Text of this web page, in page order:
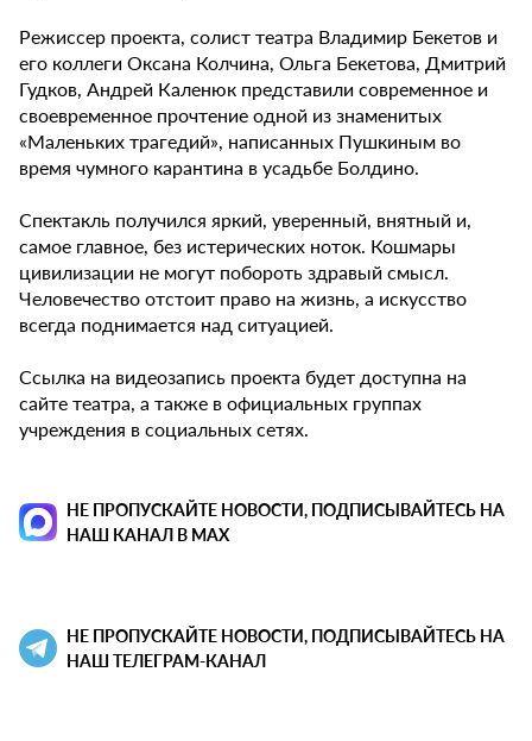
Режиссер проекта, солист театра Владимир Бекетов и
его коллеги Оксана Колчина, Ольга Бекетова, Дмитрий
Гудков, Андрей Каленюк представили современное и
своевременное прочтение одной из знаменитых
«Маленьких трагедий», написанных Пушкиным во
время чумного карантина в усадьбе Болдино.
Спектакль получился яркий, уверенный, внятный и,
самое главное, без истерических ноток. Кошмары
цивилизации не могут побороть здравый смысл.
Человечество отстоит право на жизнь, а искусство
всегда поднимается над ситуацией.
Ссылка на видеозапись проекта будет доступна на
сайте театра, а также в официальных группах
учреждения в социальных сетях.
НЕ ПРОПУСКАЙТЕ НОВОСТИ, ПОДПИСЫВАЙТЕСЬ НА
НАШ КАНАЛ В MAX
НЕ ПРОПУСКАЙТЕ НОВОСТИ, ПОДПИСЫВАЙТЕСЬ НА
НАШ ТЕЛЕГРАМ-КАНАЛ